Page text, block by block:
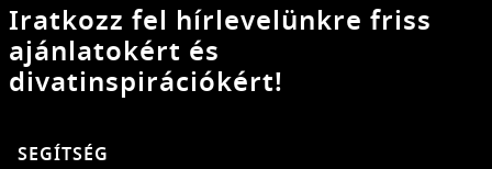
Iratkozz fel hírlevelünkre friss
ajánlatokért és
divatinspirációkért!
SEGÍTSÉG